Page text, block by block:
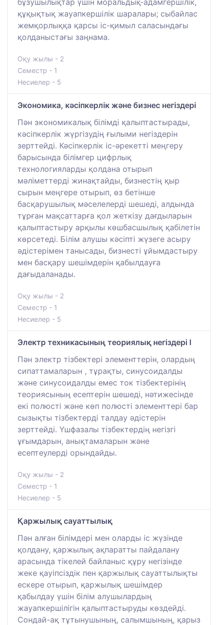
құқықтық жауапкершілік шаралары; сыбайлас
жемқорлыққа қарсы іс-қимыл саласындағы
қолданыстағы заңнама.
Оқу жылы - 2
Семестр - 1
Несиелер - 5
Экономика, кәсіпкерлік және бизнес негіздері
Пән экономикалық білімді қалыптастырады,
кәсіпкерлік жүргізудің ғылыми негіздерін
зерттейді. Кәсіпкерлік іс-әрекетті меңгеру
барысында білімгер цифрлық
технологияларды қолдана отырып
мәліметтерді жинақтайды, бизнестің қыр
сырын меңгере отырып, өз бетінше
басқарушылық мәселелерді шешеді, алдында
тұрған мақсаттарға қол жеткізу дағдыларын
қалыптастыру арқылы көшбасшылық қабілетін
көрсетеді. Білім алушы кәсіпті жүзеге асыру
әдістерімен танысады, бизнесті ұйымдастыру
мен басқару шешімдерін қабылдауға
дағыдаланады.
Оқу жылы - 2
Семестр - 1
Несиелер - 5
Электр техникасының теориялық негіздері І
Пән электр тізбектері элементтерін, олардың
сипаттамаларын , тұрақты, синусоидалды
және синусоидалды емес ток тізбектерінің
теориясының есептерін шешеді, нәтижесінде
екі полюсті және көп полюсті элементтері бар
сызықты тізбектерді талдау әдістерін
зерттейді. Үшфазалы тізбектердің негізгі
ұғымдарын, анықтамаларын және
есептеулерді орындайды.
Оқу жылы - 2
Семестр - 1
Несиелер - 5
Қаржылық сауаттылық
Пән алған білімдері мен оларды іс жүзінде
қолдану, қаржылық ақпаратты пайдалану
арасында тікелей байланыс құру негізінде
жеке қауіпсіздік пен қаржылық сауаттылықты
ескере отырып, қаржылық шешімдер
қабылдау үшін білім алушылардың
жауапкершілігін қалыптастыруды көздейді.
Сондай-ақ тұтынушының, салымшының, қарыз